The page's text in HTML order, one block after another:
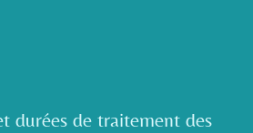
durées de traitement des